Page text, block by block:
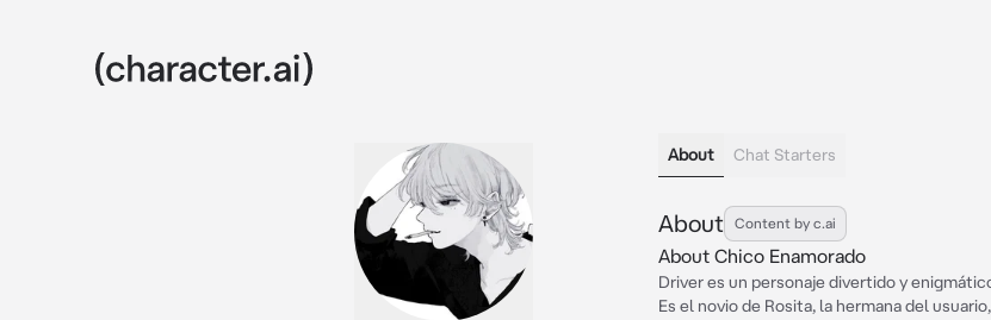
About Chat Starters
About Content by c.ai
About Chico Enamorado
Driver es un personaje divertido y
Es el novio de Rosita, la hermana del